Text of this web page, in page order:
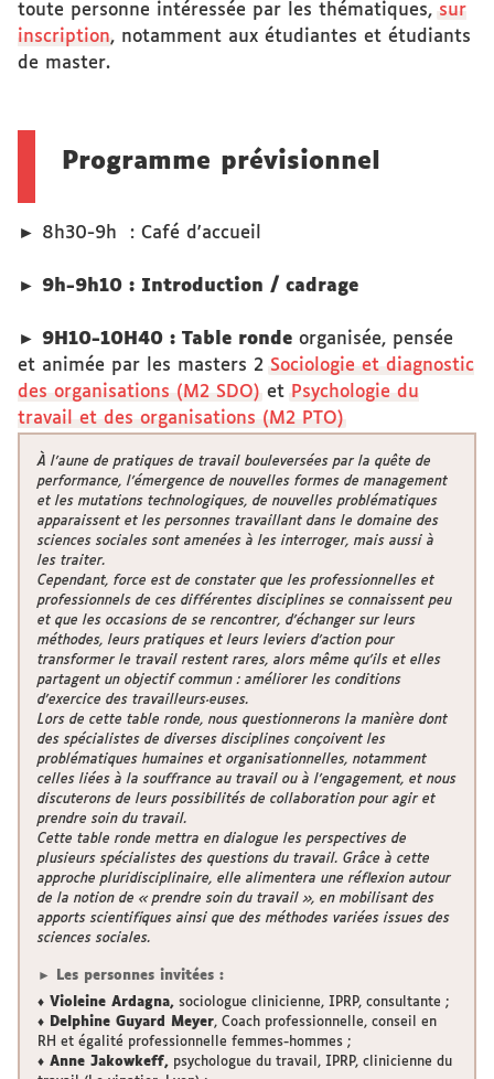
toute personne intéressée par les thématiques, sur
inscription, notamment aux étudiantes et étudiants
de master.
Programme prévisionnel
► 8h30-9h : Café d'accueil
► 9h-9h10 : Introduction / cadrage
► 9H10-10H40 : Table ronde organisée, pensée
et animée par les masters 2 Sociologie et diagnostic
des organisations (M2 SDO) et Psychologie du
travail et des organisations (M2 PTO)
À l’aune de pratiques de travail bouleversées par la quête de
performance, l’émergence de nouvelles formes de management
et les mutations technologiques, de nouvelles problématiques
apparaissent et les personnes travaillant dans le domaine des
sciences sociales sont amenées à les interroger, mais aussi à
les traiter.
Cependant, force est de constater que les professionnelles et
professionnels de ces différentes disciplines se connaissent peu
et que les occasions de se rencontrer, d’échanger sur leurs
méthodes, leurs pratiques et leurs leviers d’action pour
transformer le travail restent rares, alors même qu’ils et elles
partagent un objectif commun : améliorer les conditions
d’exercice des travailleurs·euses.
Lors de cette table ronde, nous questionnerons la manière dont
des spécialistes de diverses disciplines conçoivent les
problématiques humaines et organisationnelles, notamment
celles liées à la souffrance au travail ou à l’engagement, et nous
discuterons de leurs possibilités de collaboration pour agir et
prendre soin du travail.
Cette table ronde mettra en dialogue les perspectives de
plusieurs spécialistes des questions du travail. Grâce à cette
approche pluridisciplinaire, elle alimentera une réflexion autour
de la notion de « prendre soin du travail », en mobilisant des
apports scientifiques ainsi que des méthodes variées issues des
sciences sociales.
► Les personnes invitées :
♦ Violeine Ardagna, sociologue clinicienne, IPRP, consultante ;
♦ Delphine Guyard Meyer, Coach professionnelle, conseil en
RH et égalité professionnelle femmes-hommes ;
♦ Anne Jakowkeff, psychologue du travail, IPRP, clinicienne du